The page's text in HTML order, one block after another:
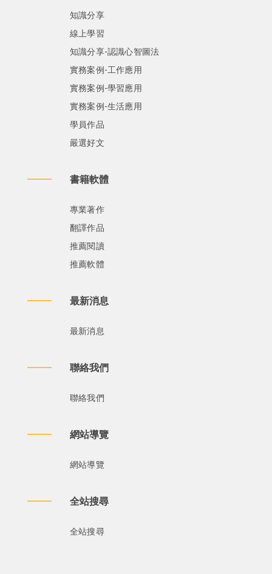
知識分享
線上學習
知識分享-認識心智圖法
實務案例-工作應用
實務案例-學習應用
實務案例-生活應用
學員作品
嚴選好文
書籍軟體
專業著作
翻譯作品
推薦閱讀
推薦軟體
最新消息
最新消息
聯絡我們
聯絡我們
網站導覽
網站導覽
全站搜尋
全站搜尋